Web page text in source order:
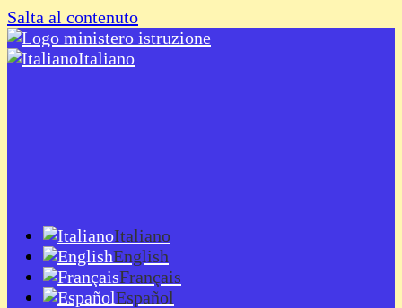
Salta al contenuto
Italiano
Italiano
English
Français
Español